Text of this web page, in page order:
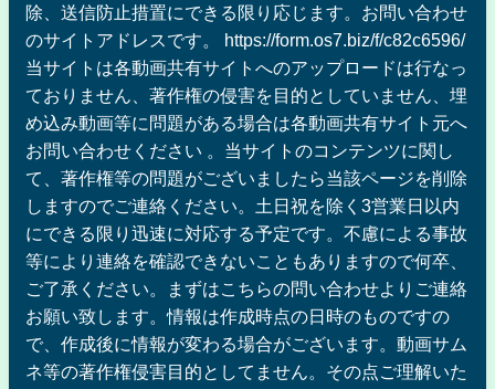
除、送信防止措置にできる限り応じます。お問い合わせ
のサイトアドレスです。 https://form.os7.biz/f/c82c6596/
当サイトは各動画共有サイトへのアップロードは行なっ
ておりません、著作権の侵害を目的としていません、埋
め込み動画等に問題がある場合は各動画共有サイト元へ
お問い合わせください 。当サイトのコンテンツに関し
て、著作権等の問題がございましたら当該ページを削除
しますのでご連絡ください。土日祝を除く3営業日以内
にできる限り迅速に対応する予定です。不慮による事故
等により連絡を確認できないこともありますので何卒、
ご了承ください。まずはこちらの問い合わせよりご連絡
お願い致します。情報は作成時点の日時のものですの
で、作成後に情報が変わる場合がございます。動画サム
ネ等の著作権侵害目的としてません。その点ご理解いた